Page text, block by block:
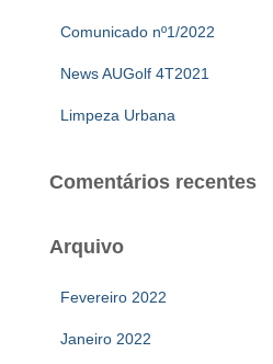
Comunicado nº1/2022
News AUGolf 4T2021
Limpeza Urbana
Comentários recentes
Arquivo
Fevereiro 2022
Janeiro 2022